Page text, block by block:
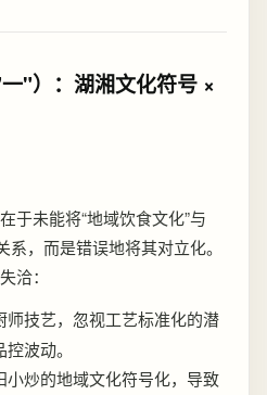
"）：湖湘文化符号 ×
于未能将“地域饮食文化”与
系，而是错误地将其对立化。
洽：
师技艺，忽视工艺标准化的潜
波动。
小炒的地域文化符号化，导致